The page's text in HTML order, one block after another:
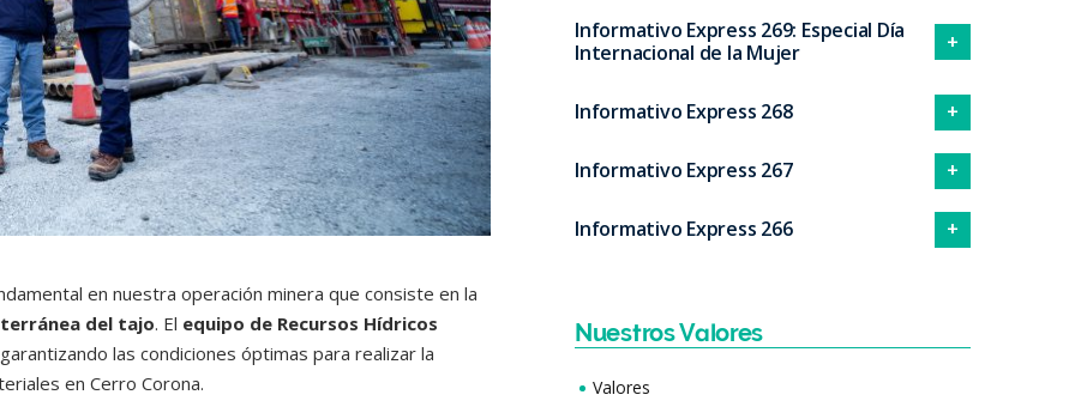
en nuestra operación minera que consiste en la
del tajo. El equipo de Recursos Hídricos
las condiciones óptimas para realizar la
en Cerro Corona.
Informativo Express 269: Especial Día
Internacional de la Mujer
Informativo Express 268
Informativo Express 267
Informativo Express 266
Nuestros Valores
Valores